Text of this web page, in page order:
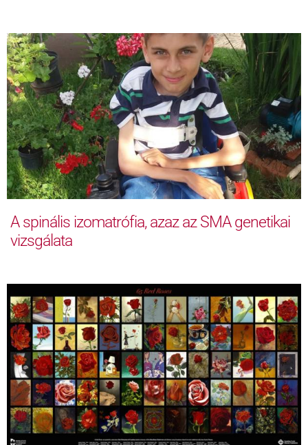
A spinális izomatrófia, azaz az SMA genetikai
vizsgálata